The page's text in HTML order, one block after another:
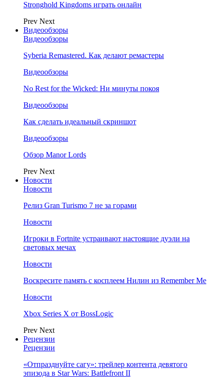
Stronghold Kingdoms играть онлайн
Prev Next
Видеообзоры
Видеообзоры
Syberia Remastered. Как делают ремастеры
Видеообзоры
No Rest for the Wicked: Ни минуты покоя
Видеообзоры
Как сделать идеальный скриншот
Видеообзоры
Обзор Manor Lords
Prev Next
Новости
Новости
Релиз Gran Turismo 7 не за горами
Новости
Игроки в Fortnite устраивают настоящие дуэли на
световых мечах
Новости
Воскресите память с косплеем Нилин из Remember Me
Новости
Xbox Series X от BossLogic
Prev Next
Рецензии
Рецензии
«Отпразднуйте сагу»: трейлер контента девятого
эпизода в Star Wars: Battlefront II